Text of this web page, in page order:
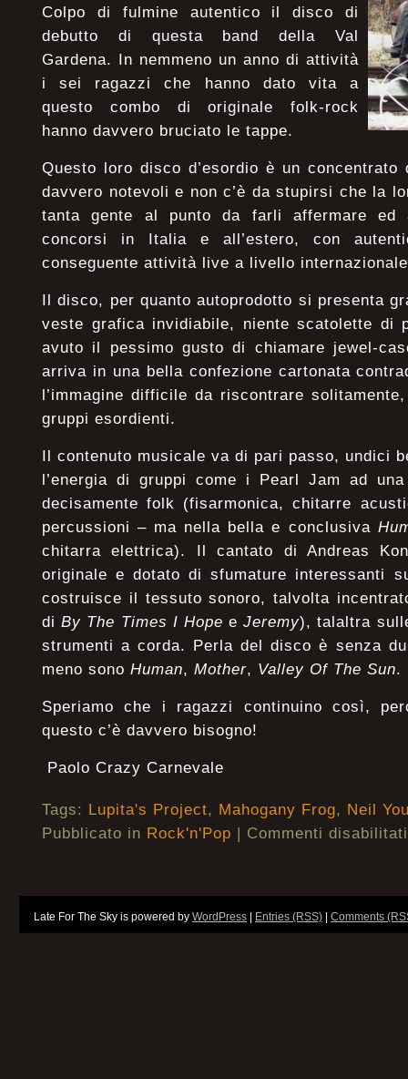
Colpo di fulmine autentico il disco di
debutto di questa band della Val
Gardena. In nemmeno un anno di attività
i sei ragazzi che hanno dato vita a
questo combo di originale folk-rock
hanno davvero bruciato le tappe.
Questo loro disco d’esordio è un
davvero notevoli e non c’è da stupirsi che la
tanta gente al punto da farli affermare ed
concorsi in Italia e all’estero, con
conseguente attività live a livello
Il disco, per quanto autoprodotto si presenta
veste grafica invidiabile, niente scatolette di
avuto il pessimo gusto di chiamare jewel-
arriva in una bella confezione cartonata
l’immagine difficile da riscontrare
gruppi esordienti.
Il contenuto musicale va di pari passo, undici
l’energia di gruppi come i Pearl Jam ad
decisamente folk (fisarmonica, chitarre
percussioni – ma nella bella e conclusiva
chitarra elettrica). Il cantato di Andreas
originale e dotato di sfumature interessanti
costruisce il tessuto sonoro, talvolta
diBy The Times I Hope eJeremy), talaltra
strumenti a corda. Perla del disco è senza
meno sono Human, Mother, Valley Of The Sun.
Speriamo che i ragazzi continuino così,
questo c’è davvero bisogno!
Paolo Crazy Carnevale
Tags: Lupita's Project, Mahogany Frog, Neil
Pubblicato in Rock'n'Pop | Commenti disabilitati
Late For The Sky is powered by WordPress Entries (RSS) Comments